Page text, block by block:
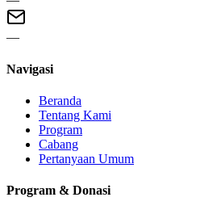
—
Navigasi
Beranda
Tentang Kami
Program
Cabang
Pertanyaan Umum
Program & Donasi